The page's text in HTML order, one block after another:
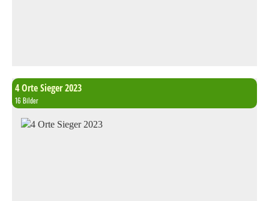
4 Orte Sieger 2023
16 Bilder